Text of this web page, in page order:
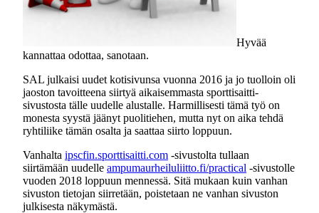
Hyvää
kannattaa odottaa, sanotaan.
SAL julkaisi uudet kotisivunsa vuonna 2016 ja jo tuolloin oli
jaoston tavoitteena siirtyä aikaisemmasta sporttisaitti-
sivustosta tälle uudelle alustalle. Harmillisesti tämä työ on
monesta syystä jäänyt puolitiehen, mutta nyt on aika tehdä
ryhtiliike tämän osalta ja saattaa siirto loppuun.
Vanhalta ipscfin.sporttisaitti.com -sivustolta tullaan
siirtämään uudelle ampumaurheiluliitto.fi/practical -sivustolle
vuoden 2018 loppuun mennessä. Sitä mukaan kuin vanhan
sivuston tietojan siirretään, poistetaan ne vanhan sivuston
julkisesta näkymästä.